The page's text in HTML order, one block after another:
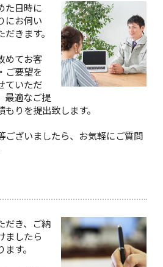
た日時に
にお伺い
きます。
めてお客
ご要望を
ていただ
最適なご提
もりを提出致します。
ございましたら、お気軽にご質問
だき、ご納
ましたら
す。